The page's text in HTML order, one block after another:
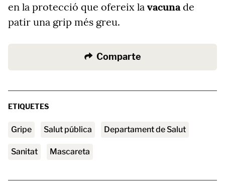
en la protecció que ofereix la vacunade
patir una grip més greu.
Comparte
ETIQUETES
Gripe salut pública Departament de Salut
sanitat mascareta